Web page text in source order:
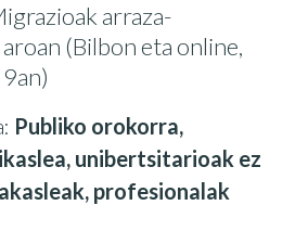
arraza-
(Bilbon eta online,
Publiko orokorra,
unibertsitarioak ez
profesionalak